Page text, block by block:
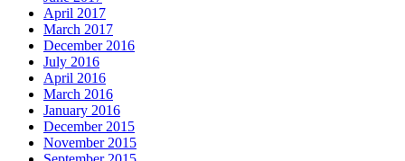
April 2017
March 2017
December 2016
July 2016
April 2016
March 2016
January 2016
December 2015
November 2015